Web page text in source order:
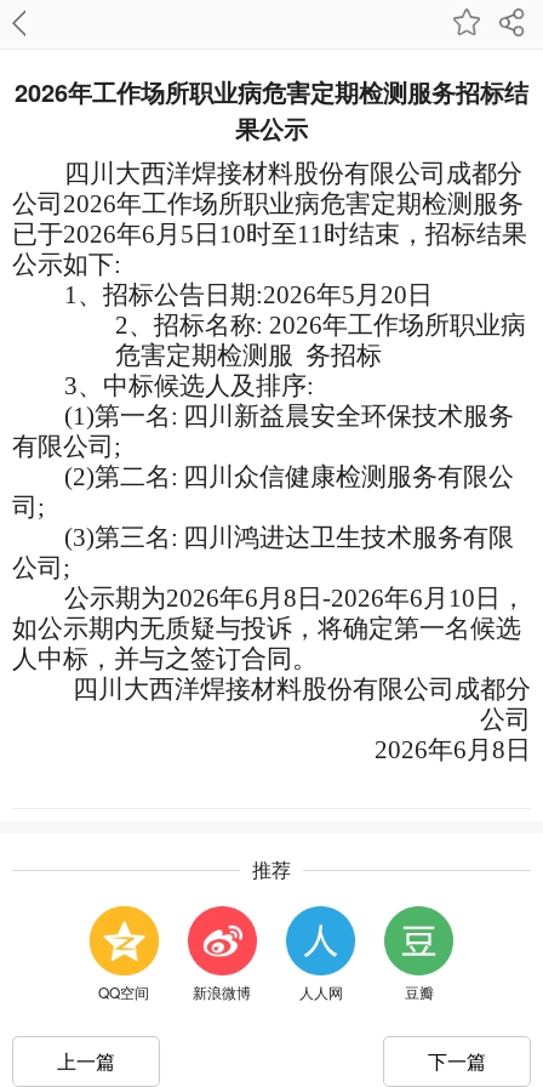
2026年工作场所职业病危害定期检测服务招标结
果公示
四川大西洋焊接材料股份有限公司成都分
公司2026年工作场所职业病危害定期检测服务
已于2026年6月5日10时至11时结束，招标结果
公示如下:
1、招标公告日期:2026年5月20日
2、招标名称: 2026年工作场所职业病
危害定期检测服 务招标
3、中标候选人及排序:
(1)第一名: 四川新益晨安全环保技术服务
有限公司;
(2)第二名: 四川众信健康检测服务有限公
司;
(3)第三名: 四川鸿进达卫生技术服务有限
公司;
公示期为2026年6月8日-2026年6月10日，
如公示期内无质疑与投诉，将确定第一名候选
人中标，并与之签订合同。
四川大西洋焊接材料股份有限公司成都分
公司
2026年6月8日
推荐
QQ空间 新浪微博 人人网 豆瓣
上一篇 下一篇